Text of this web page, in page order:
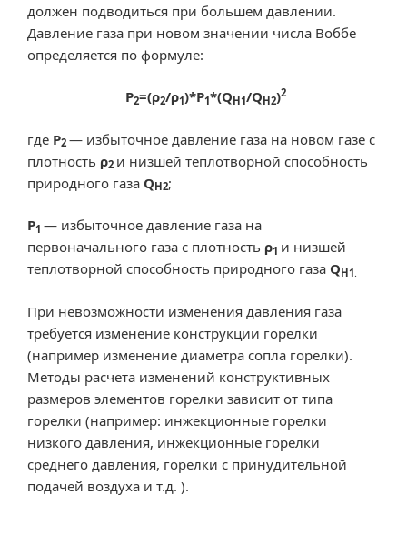
должен подводиться при большем давлении.
Давление газа при новом значении числа Воббе
определяется по формуле:
P2=(ρ2/ρ1)*P1*(QH1/QH2)2
где P2 — избыточное давление газа на новом газе с
плотность ρ2 и низшей теплотворной способность
природного газа QH2;
P1 — избыточное давление газа на
первоначального газа с плотность ρ1 и низшей
теплотворной способность природного газа QH1
При невозможности изменения давления газа
требуется изменение конструкции горелки
(например изменение диаметра сопла горелки).
Методы расчета изменений конструктивных
размеров элементов горелки зависит от типа
горелки (например: инжекционные горелки
низкого давления, инжекционные горелки
среднего давления, горелки с принудительной
подачей воздуха и т.д. ).